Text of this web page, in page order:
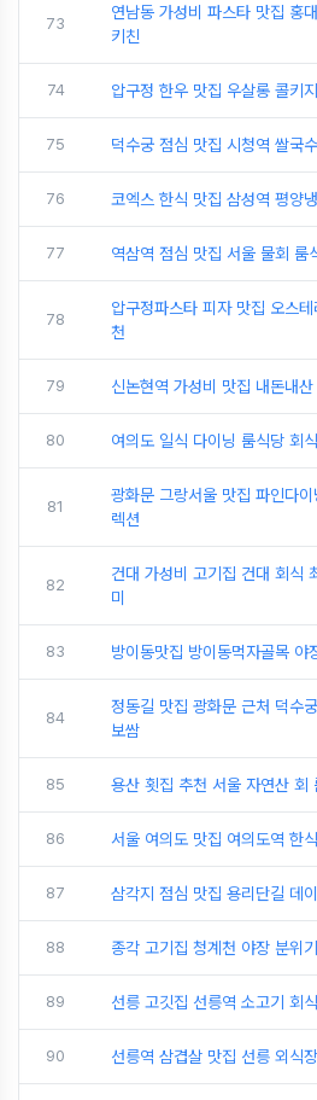
73
연남동 가성비 파스타 맛집 홍
키친
74 압구정 한우 맛집 우살롱 콜키
75 덕수궁 점심 맛집 시청역 쌀국
76 코엑스 한식 맛집 삼성역 평양
77 역삼역 점심 맛집 서울 물회 룸
78
압구정파스타 피자 맛집 오스
천
79 신논현역 가성비 맛집 내돈내
80 여의도 일식 다이닝 룸식당 회
81
광화문 그랑서울 맛집 파인다
렉션
82
건대 가성비 고기집 건대 회식
미
83 방이동맛집 방이동먹자골목 야
84
정동길 맛집 광화문 근처 덕수
보쌈
85 용산 횟집 추천 서울 자연산 회
86 서울 여의도 맛집 여의도역 한
87 삼각지 점심 맛집 용리단길 데
88 종각 고기집 청계천 야장 분위
89 선릉 고깃집 선릉역 소고기 회
90 선릉역 삼겹살 맛집 선릉 외식